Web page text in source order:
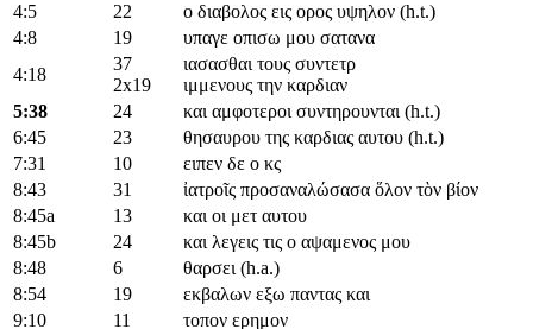
4:5
22
ο διαβολος εις ορος υψηλον (h.t.)
4:8
19
υπαγε οπισω μου σατανα
4:18
37
2x19
ιασασθαι τους συντετρ
ιμμενους την καρδιαν
5:38
24
και αμφοτεροι συντηρουνται (h.t.)
6:45
23
θησαυρου της καρδιας αυτου (h.t.)
7:31
10 ειπεν δε ο κς
8:43
31
ἰατροῖς προσαναλώσασα ὅλον τὸν βίον
8:45a
13
και οι μετ αυτου
8:45b
24
και λεγεις τις ο αψαμενος μου
8:48
6
θαρσει (h.a.)
8:54
19
εκβαλων εξω παντας και
9:10
11
τοπον ερημον